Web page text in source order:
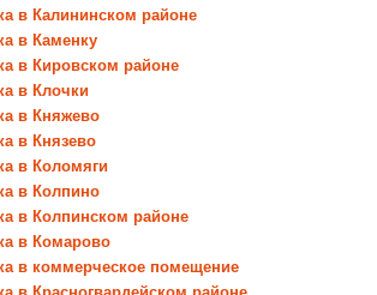
в Калининском районе
в Каменку
в Кировском районе
в Клочки
в Княжево
в Князево
в Коломяги
в Колпино
в Колпинском районе
в Комарово
в коммерческое помещение